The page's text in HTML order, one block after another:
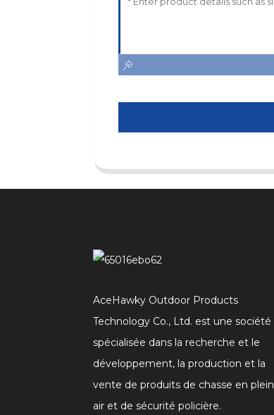
AceHawky Outdoor Products
Technology Co., Ltd. est une société
spécialisée dans la recherche et le
développement, la production et la
vente de produits de chasse en plein
air et de sécurité policière.